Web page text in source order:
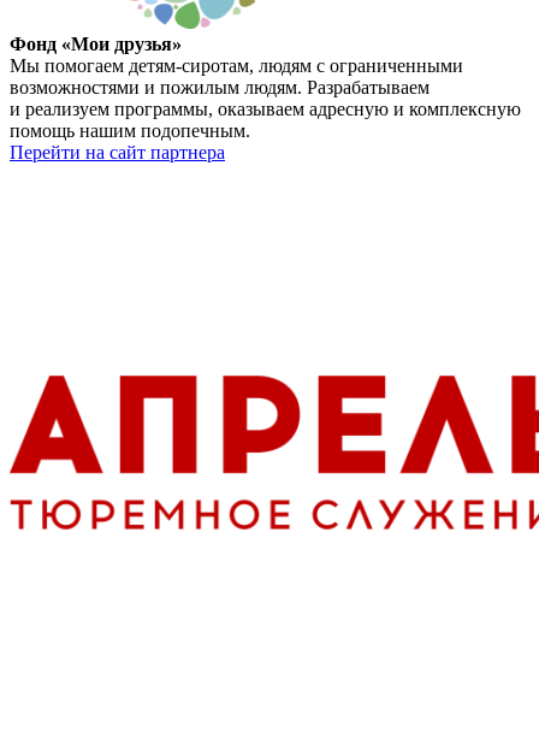
Фонд «Мои друзья»
Мы помогаем детям-сиротам, людям с ограниченными
возможностями и пожилым людям. Разрабатываем
и реализуем программы, оказываем адресную и комплексную
помощь нашим подопечным.
Перейти на сайт партнера